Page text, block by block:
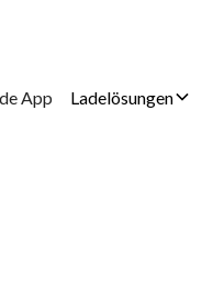
App Ladelösungen